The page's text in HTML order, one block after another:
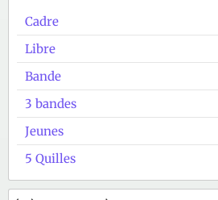
Cadre
Libre
Bande
3 bandes
Jeunes
5 Quilles